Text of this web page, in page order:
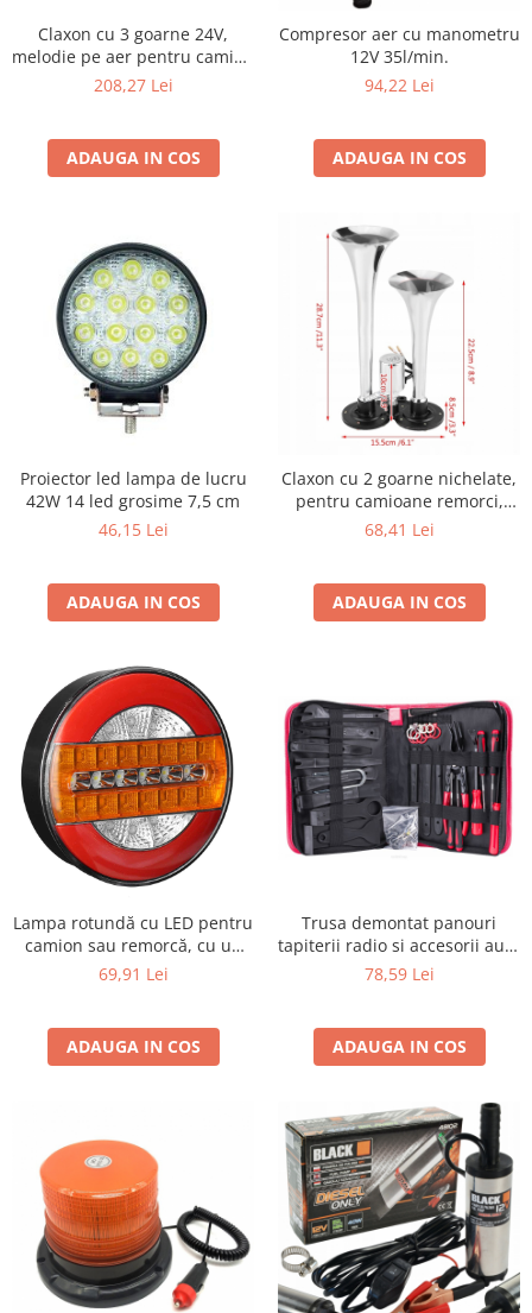
Claxon cu 3 goarne 24V,
melodie pe aer pentru camion
şi TIR
208,27 Lei
ADAUGA IN COS
Compresor aer cu manometru
12V 35l/min.
94,22 Lei
ADAUGA IN COS
Proiector led lampa de lucru
42W 14 led grosime 7,5 cm
46,15 Lei
ADAUGA IN COS
Claxon cu 2 goarne nichelate,
pentru camioane remorci,
semiremorci, autoutilitare,
68,41 Lei
ADAUGA IN COS
Lampa rotundă cu LED pentru
camion sau remorcă, cu un
diametru de 139 mm, 12-24V
69,91 Lei
ADAUGA IN COS
Trusa demontat panouri
tapiterii radio si accesorii auto
43 buc
78,59 Lei
ADAUGA IN COS